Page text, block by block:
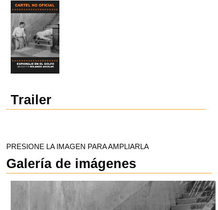
Trailer
PRESIONE LA IMAGEN PARA AMPLIARLA
Galería de imágenes